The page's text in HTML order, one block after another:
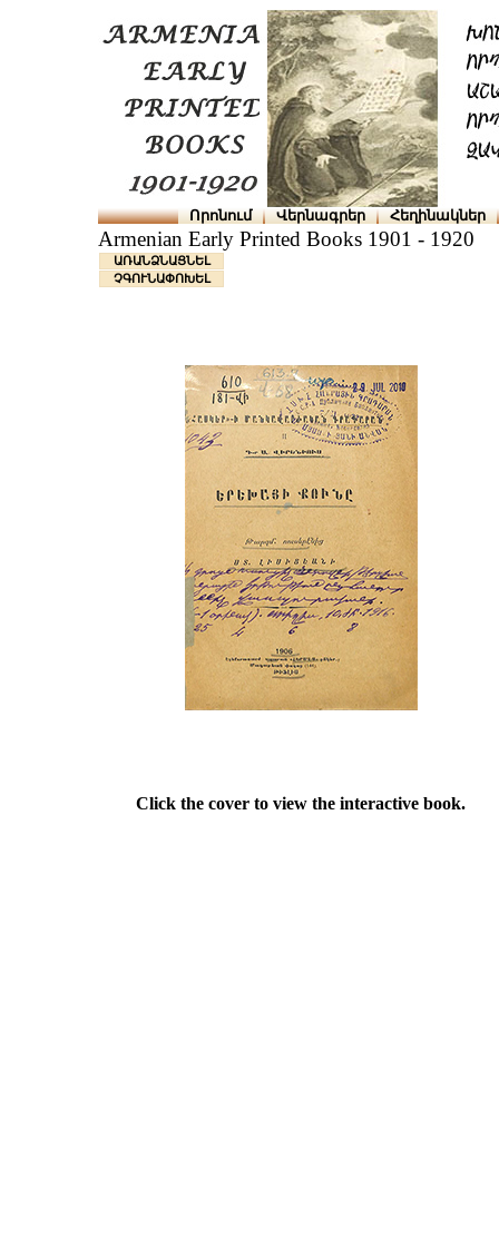
Որոնում Վերնագրեր Հեղինակներ
Armenian Early Printed Books 1901 - 1920
ԱՌԱՆՁՆԱՑՆԵԼ
ՉԳՈՒՆԱՓՈԽԵԼ
Click the cover to view the interactive book.